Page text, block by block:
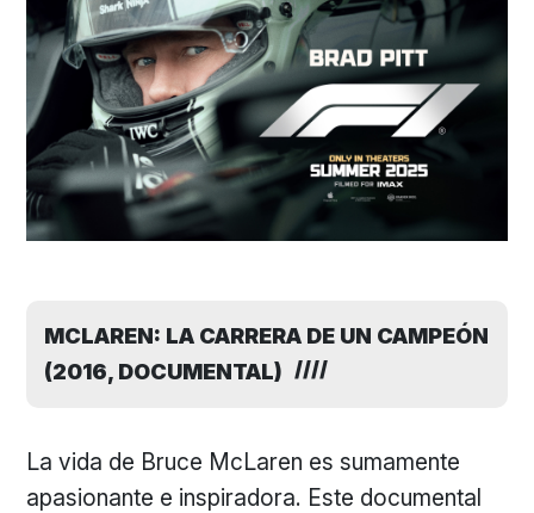
MCLAREN: LA CARRERA DE UN CAMPEÓN
(2016, DOCUMENTAL)
La vida de Bruce McLaren es sumamente
apasionante e inspiradora. Este documental